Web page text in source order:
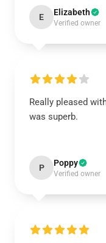
E Elizabeth
Verified owner
Really pleased
was superb.
P Poppy
Verified owner